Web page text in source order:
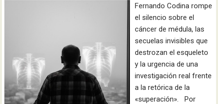
Fernando Codina rompe
el silencio sobre el
cáncer de médula, las
secuelas invisibles que
destrozan el esqueleto
y la urgencia de una
investigación real frente
a la retórica de la
«superación». Por